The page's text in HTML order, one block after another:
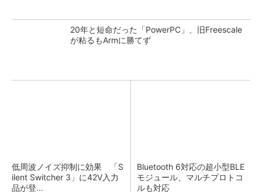
20年と短命だった「PowerPC」、旧Freescale
が粘るもArmに勝てず
低周波ノイズ抑制に効果 「S
ilent Switcher 3」に42V入力
品が登...
Bluetooth 6対応の超小型BLE
モジュール、マルチプロトコ
ルも対応